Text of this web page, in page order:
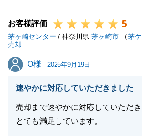
お客様評価 5
茅ヶ崎センター / 神奈川県 茅ヶ崎市 （茅
売却
O様
O様 2025年9月19日
速やかに対応していただきました
売却まで速やかに対応していただき
とても満足しています。